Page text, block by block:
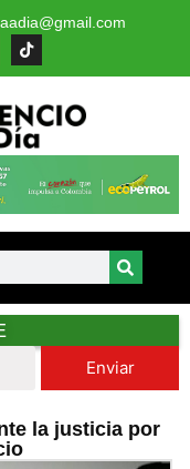
Enviar
la justicia por